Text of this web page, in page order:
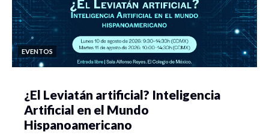
EVENTOS
¿El Leviatán artificial? Inteligencia
Artificial en el Mundo
Hispanoamericano